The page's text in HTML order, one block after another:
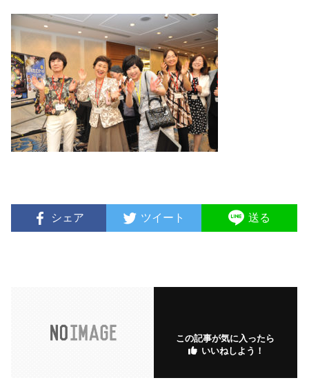
シェア ツイート 送る
この記事が気に入ったら
いいねしよう！